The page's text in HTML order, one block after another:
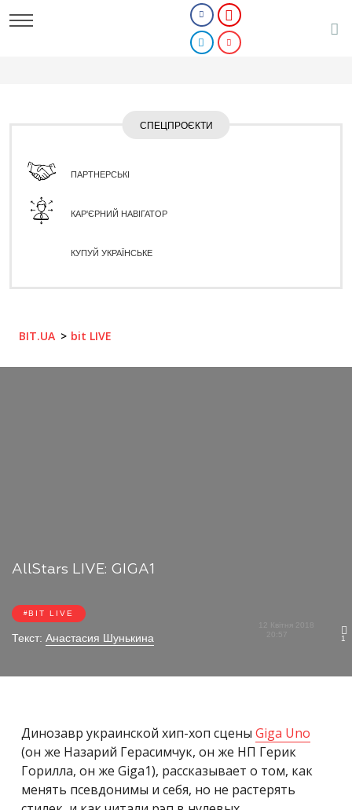
СПЕЦПРОЄКТИ
ПАРТНЕРСЬКІ
КАР'ЄРНИЙ НАВІГАТОР
КУПУЙ УКРАЇНСЬКЕ
BIT.UA bit LIVE
AllStars LIVE: GIGA1
BIT LIVE
Текст: Анастасия Шунькина
20:57
1
Динозавр украинской хип-хоп сцены Giga Uno
(он же Назарий Герасимчук, он же НП Герик
Горилла, он же Giga1), рассказывает о том, как
менять псевдонимы и себя, но не растерять